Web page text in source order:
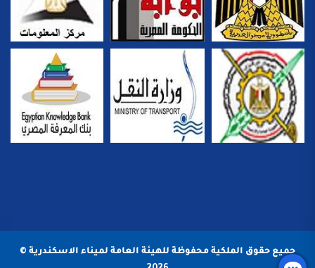
جميع حقوق الملكية محفوظة للهيئة العامة لميناء الاسكندرية ©